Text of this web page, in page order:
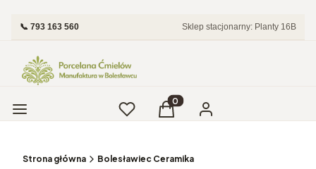
📞 793 163 560 Sklep stacjonarny: Planty 16B
Menu UlubioneProdukty w koszyku: 0.
Koszyk Zaloguj się
Strona główna Bolesławiec Ceramika